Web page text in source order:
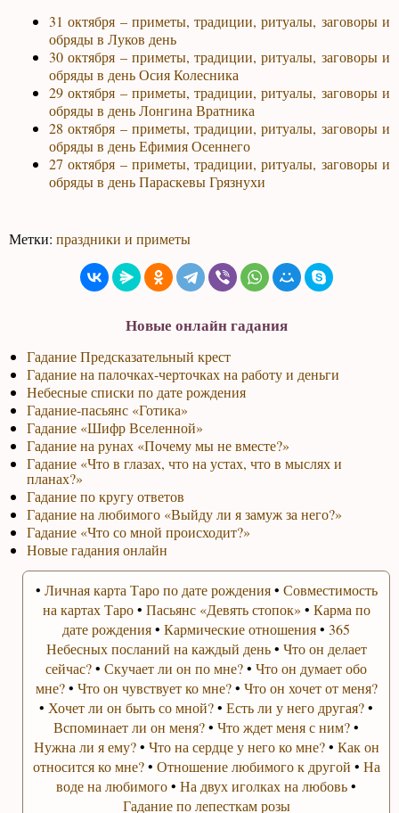
31 октября – приметы, традиции, ритуалы, заговоры и
обряды в Луков день
30 октября – приметы, традиции, ритуалы, заговоры и
обряды в день Осия Колесника
29 октября – приметы, традиции, ритуалы, заговоры и
обряды в день Лонгина Вратника
28 октября – приметы, традиции, ритуалы, заговоры и
обряды в день Ефимия Осеннего
27 октября – приметы, традиции, ритуалы, заговоры и
обряды в день Параскевы Грязнухи
Метки:праздники и приметы
Новые онлайн гадания
Гадание Предсказательный крест
Гадание на палочках-черточках на работу и деньги
Небесные списки по дате рождения
Гадание-пасьянс «Готика»
Гадание «Шифр Вселенной»
Гадание на рунах «Почему мы не вместе?»
Гадание «Что в глазах, что на устах, что в мыслях и
планах?»
Гадание по кругу ответов
Гадание на любимого «Выйду ли я замуж за него?»
Гадание «Что со мной происходит?»
Новые гадания онлайн
• Личная карта Таро по дате рождения• Совместимость
на картах Таро• Пасьянс «Девять стопок» • Карма по
дате рождения•Кармические отношения•365
Небесных посланий на каждый день• Что он делает
сейчас?•Скучает ли он по мне?•Что он думает обо
мне?• Что он чувствует ко мне?• Что он хочет от меня?
• Хочет ли он быть со мной?•Есть ли у него другая?•
Вспоминает ли он меня?•Что ждет меня с ним?•
Нужна ли я ему?• Что на сердце у него ко мне?• Как он
относится ко мне?• Отношение любимого к другой • На
воде на любимого•На двух иголках на любовь•
Гадание по лепесткам розы